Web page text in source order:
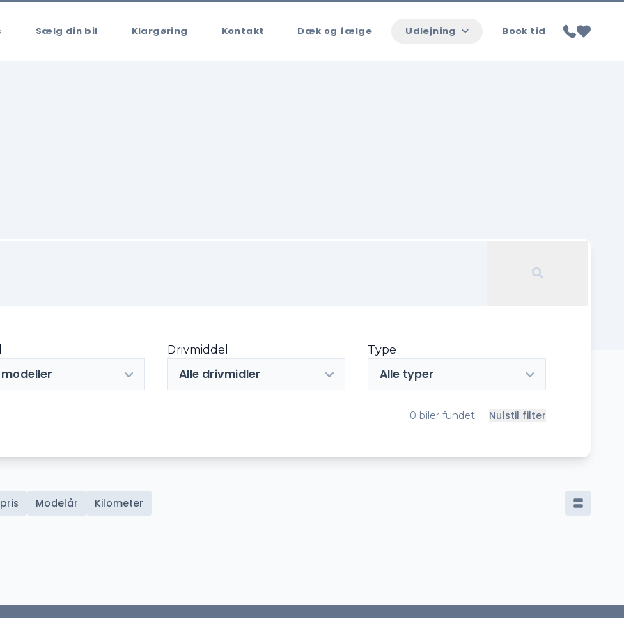
Sælg din bil Klargøring Kontakt Dæk og fælge Udlejning Book tid
Drivmiddel
Alle drivmidler
Type
Alle typer
0 biler fundet Nulstil filter
Modelår Kilometer